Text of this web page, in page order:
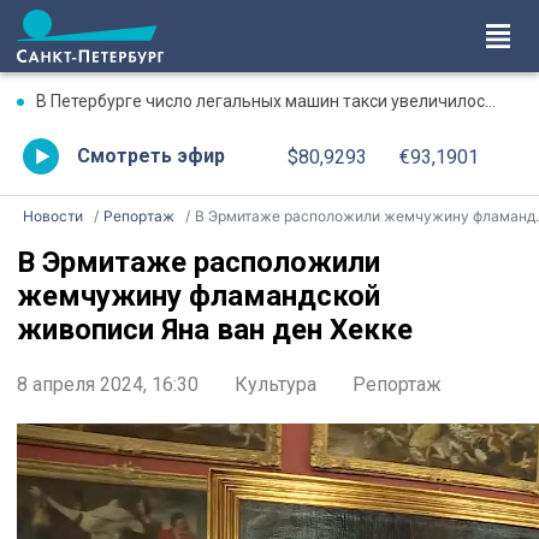
В Петербурге число легальных машин такси увеличилось почти в три раза
Смотреть эфир $80,9293 €93,1901
Новости Репортаж В Эрмитаже расположили жемчужину фламандской живописи Яна ван ден Хекке
В Эрмитаже расположили
жемчужину фламандской
живописи Яна ван ден Хекке
8 апреля 2024, 16:30 Культура Репортаж